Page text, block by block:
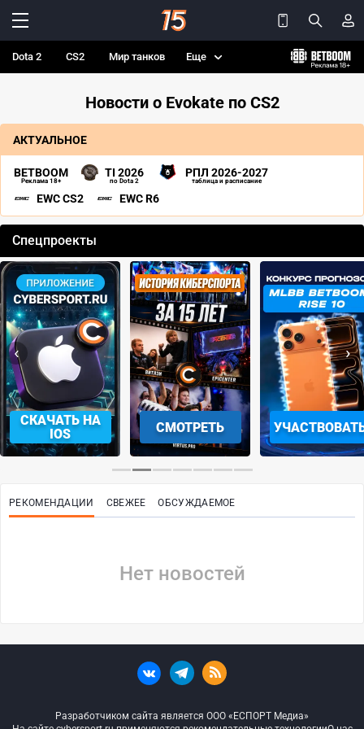
Dota 2 CS2 Мир танков Еще
Новости о Evokate по CS2
АКТУАЛЬНОЕ
BETBOOM
Реклама 18+
TI 2026
по Dota 2
РПЛ 2026-2027
таблица и расписание
EWC CS2 EWC R6
Спецпроекты
СКАЧАТЬ НА
IOS
СМОТРЕТЬ
‹ ›
РЕКОМЕНДАЦИИ СВЕЖЕЕ ОБСУЖДАЕМОЕ
Нет новостей
Разработчиком сайта является ООО «ЕСПОРТ Медиа»